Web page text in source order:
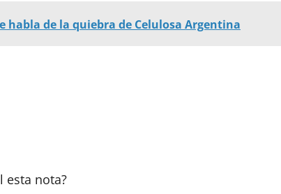
habla de la quiebra de Celulosa Argentina
esta nota?